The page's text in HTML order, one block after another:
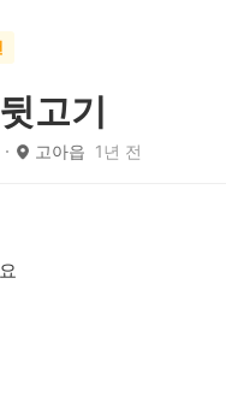
고기
고아읍 1년 전